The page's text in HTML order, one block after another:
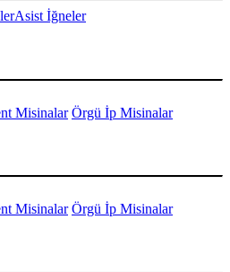
Asist İğneler
Misinalar Örgü İp Misinalar
Misinalar Örgü İp Misinalar